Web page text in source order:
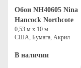
Обои NH40605 Nina
Hancock Northcote
0,53 м х 10 м
США, Бумага, Акрил
В наличии